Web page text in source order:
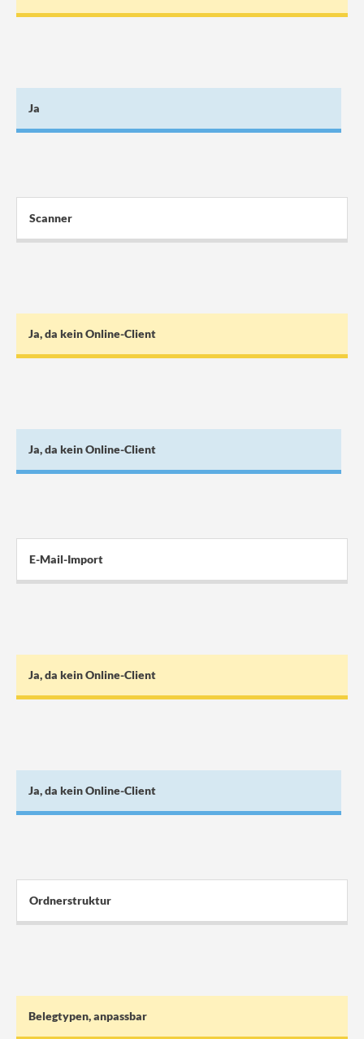
Ja
Scanner
Ja, da kein Online-Client
Ja, da kein Online-Client
E-Mail-Import
Ja, da kein Online-Client
Ja, da kein Online-Client
Ordnerstruktur
Belegtypen, anpassbar